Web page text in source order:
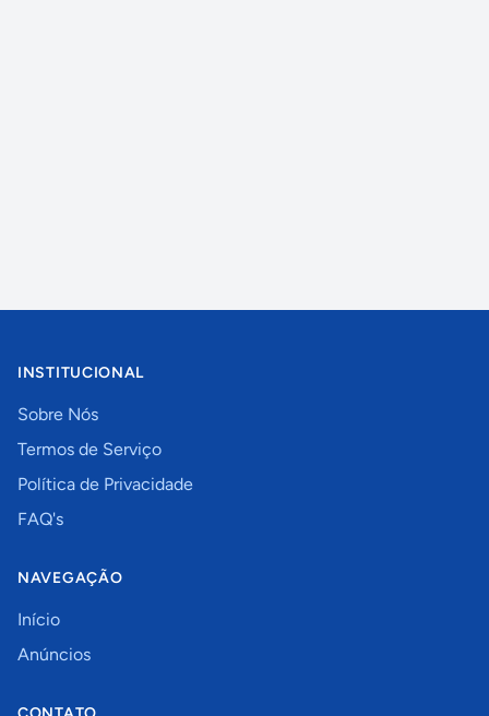
INSTITUCIONAL
Sobre Nós
Termos de Serviço
Política de Privacidade
FAQ's
NAVEGAÇÃO
Início
Anúncios